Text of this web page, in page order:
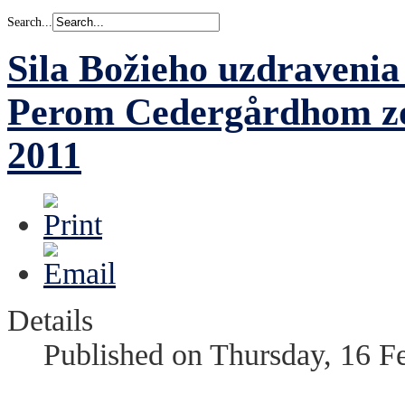
Search...
Sila Božieho
Perom Cedergårdhom
2011
Details
Published on Thursday, 16